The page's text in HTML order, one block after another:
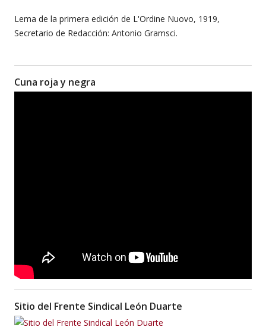
Lema de la primera edición de L'Ordine Nuovo, 1919,
Secretario de Redacción: Antonio Gramsci.
Cuna roja y negra
Sitio del Frente Sindical León Duarte